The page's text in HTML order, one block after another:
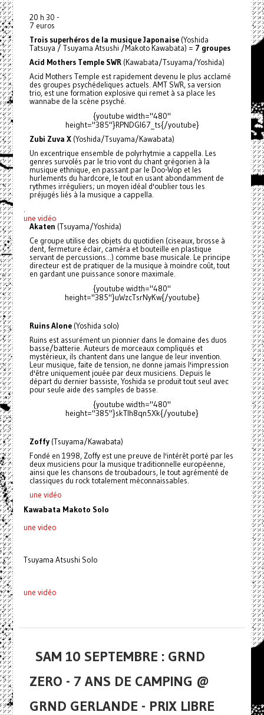
20 h 30 -
7 euros
Trois superhéros de la musique Japonaise(Yoshida
Tatsuya / Tsuyama Atsushi /Makoto Kawabata) = 7 groupes
Acid Mothers Temple SWR(Kawabata/Tsuyama/Yoshida)
Acid Mothers Temple est rapidement devenu le plus acclamé
des groupes psychédeliques actuels. AMT SWR, sa version
trio, est une formation explosive qui remet à sa place les
wannabe de la scène psyché.
{youtube width="480"
height="385"}RPNDGI67_ts{/youtube}
Zubi Zuva X(Yoshida/Tsuyama/Kawabata)
Un excentrique ensemble de polyrhytmie a cappella. Les
genres survolés par le trio vont du chant grégorien à la
musique ethnique, en passant par le Doo-Wop et les
hurlements du hardcore, le tout en usant abondamment de
rythmes irréguliers; un moyen idéal d'oublier tous les
préjugés liés à la musique a cappella.
.
une vidéo
Akaten (Tsuyama/Yoshida)
Ce groupe utilise des objets du quotidien (ciseaux, brosse à
dent, fermeture éclair, caméra et bouteille en plastique
servant de percussions...) comme base musicale. Le principe
directeur est de pratiquer de la musique à moindre coût, tout
en gardant une puissance sonore maximale.
{youtube width="480"
height="385"}uWzcTsrNyKw{/youtube}
Ruins Alone(Yoshida solo)
Ruins est assurément un pionnier dans le domaine des duos
basse/batterie. Auteurs de morceaux compliqués et
mystérieux, ils chantent dans une langue de leur invention.
Leur musique, faite de tension, ne donne jamais l'impression
d'être uniquement jouée par deux musiciens. Depuis le
départ du dernier bassiste, Yoshida se produit tout seul avec
pour seule aide des samples de basse.
{youtube width="480"
height="385"}skTIh8qn5Xk{/youtube}
Zoffy(Tsuyama/Kawabata)
Fondé en 1998, Zoffy est une preuve de l'intérêt porté par les
deux musiciens pour la musique traditionnelle européenne,
ainsi que les chansons de troubadours, le tout agrémenté de
classiques du rock totalement méconnaissables.
une vidéo
Kawabata Makoto Solo
une video
Tsuyama Atsushi Solo
une vidéo
SAM 10 SEPTEMBRE : GRND
ZERO - 7 ANS DE CAMPING @
GRND GERLANDE - PRIX LIBRE